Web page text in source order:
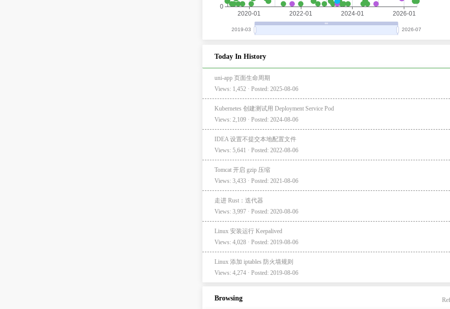
Today In History
uni-app 页面生命周期
Views: 1,452 · Posted: 2025-08-06
Kubernetes 创建测试用 Deployment Service Pod
Views: 2,109 · Posted: 2024-08-06
IDEA 设置不提交本地配置文件
Views: 5,641 · Posted: 2022-08-06
Tomcat 开启 gzip 压缩
Views: 3,433 · Posted: 2021-08-06
走进 Rust：迭代器
Views: 3,997 · Posted: 2020-08-06
Linux 安装运行 Keepalived
Views: 4,028 · Posted: 2019-08-06
Linux 添加 iptables 防火墙规则
Views: 4,274 · Posted: 2019-08-06
Browsing